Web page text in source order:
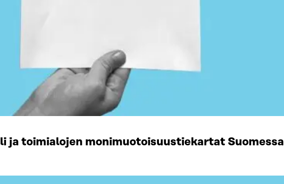
toimialojen monimuotoisuustiekartat Suomessa